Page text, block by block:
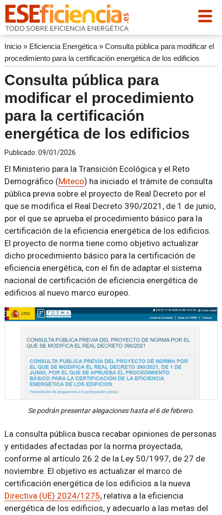
Inicio» Eficiencia Energética» Consulta pública para modificar el
procedimiento para la certificación energética de los edificios
Consulta pública para
modificar el procedimiento
para la certificación
energética de los edificios
Publicado: 09/01/2026
El Ministerio para la Transición Ecológica y el Reto
Demográfico (Miteco) ha iniciado el trámite de consulta
pública previa sobre el proyecto de Real Decreto por el
que se modifica el Real Decreto 390/2021, de 1 de junio,
por el que se aprueba el procedimiento básico para la
certificación de la eficiencia energética de los edificios.
El proyecto de norma tiene como objetivo actualizar
dicho procedimiento básico para la certificación de
eficiencia energética, con el fin de adaptar el sistema
nacional de certificación de eficiencia energética de
edificios al nuevo marco europeo.
Se podrán presentar alegaciones hasta el 6 de febrero.
La consulta pública busca recabar opiniones de personas
y entidades afectadas por la norma proyectada,
conforme al artículo 26.2 de la Ley 50/1997, de 27 de
noviembre. El objetivo es actualizar el marco de
certificación energética de los edificios a la nueva
Directiva (UE) 2024/1275, relativa a la eficiencia
energética de los edificios, y adecuarlo a las metas del